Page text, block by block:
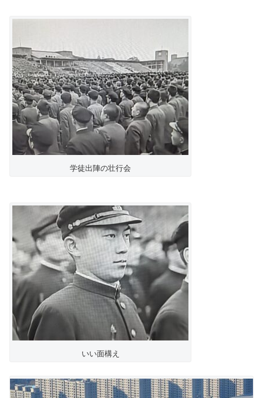
学徒出陣の壮行会
いい面構え